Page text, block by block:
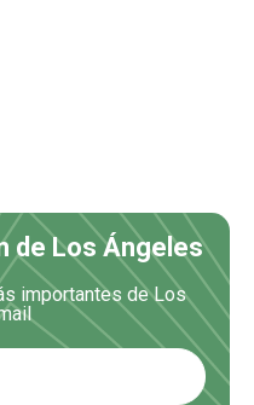
de Los Ángeles
importantes de Los